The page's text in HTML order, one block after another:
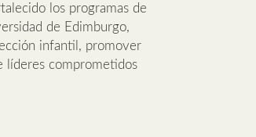
los programas de
de Edimburgo,
infantil, promover
líderes comprometidos